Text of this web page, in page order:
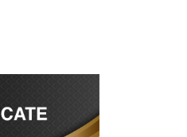
и
в ремонтно-